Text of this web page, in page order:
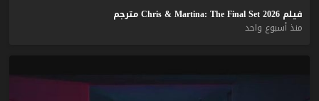
فيلم Chris & Martina: The Final Set 2026
مترجم
منذ أسبوع واحد